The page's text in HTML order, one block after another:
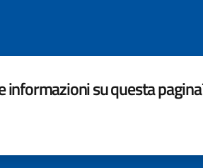
informazioni su questa